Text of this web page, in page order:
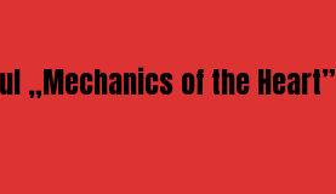
„Mechanics of the Heart”